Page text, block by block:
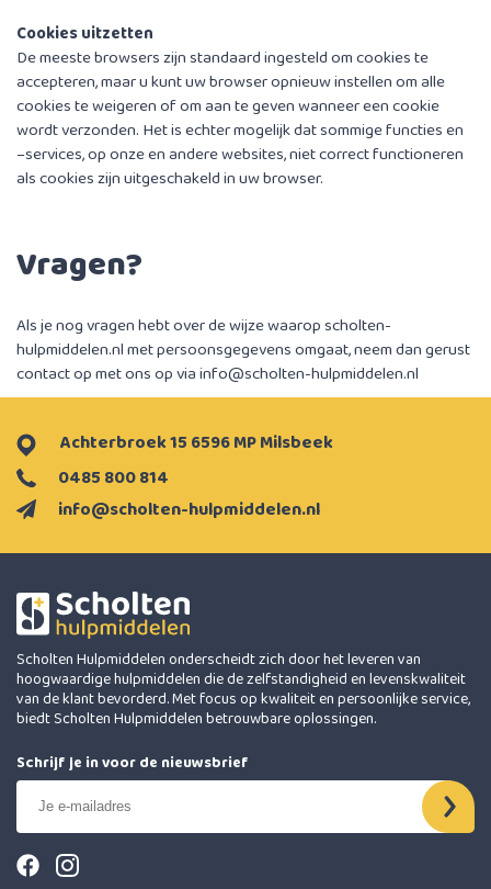
Cookies uitzetten
De meeste browsers zijn standaard ingesteld om cookies te
accepteren, maar u kunt uw browser opnieuw instellen om alle
cookies te weigeren of om aan te geven wanneer een cookie
wordt verzonden. Het is echter mogelijk dat sommige functies en
–services, op onze en andere websites, niet correct functioneren
als cookies zijn uitgeschakeld in uw browser.
Vragen?
Als je nog vragen hebt over de wijze waarop scholten-
hulpmiddelen.nl met persoonsgegevens omgaat, neem dan gerust
contact op met ons op viainfo@scholten-hulpmiddelen.nl
info@scholten-hulpmiddelen.nl
0485 800 814
Achterbroek 15 6596 MP Milsbeek
Scholten Hulpmiddelen onderscheidt zich door het leveren van
hoogwaardige hulpmiddelen die de zelfstandigheid en levenskwaliteit
van de klant bevorderd. Met focus op kwaliteit en persoonlijke service,
biedt Scholten Hulpmiddelen betrouwbare oplossingen.
Schrijf je in voor de nieuwsbrief